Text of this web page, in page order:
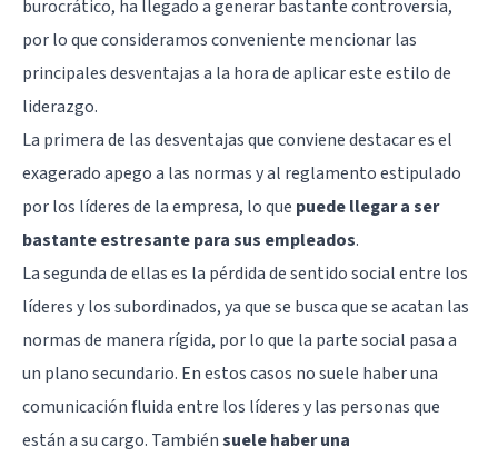
burocrático, ha llegado a generar bastante controversia,
por lo que consideramos conveniente mencionar las
principales desventajas a la hora de aplicar este estilo de
liderazgo.
La primera de las desventajas que conviene destacar es el
exagerado apego a las normas y al reglamento estipulado
por los líderes de la empresa, lo que puede llegar a ser
bastante estresante para sus empleados.
La segunda de ellas es la pérdida de sentido social entre los
líderes y los subordinados, ya que se busca que se acatan las
normas de manera rígida, por lo que la parte social pasa a
un plano secundario. En estos casos no suele haber una
comunicación fluida entre los líderes y las personas que
están a su cargo. Tambiénsuele haber una